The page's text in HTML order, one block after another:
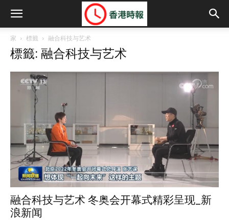
家 標籤 融合科技与艺术
標籤: 融合科技与艺术
融合科技与艺术 冬奥会开幕式精彩呈现_新
浪新闻